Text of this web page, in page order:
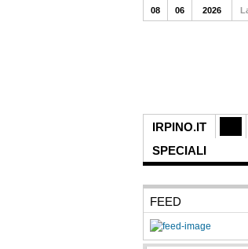
IRPINO.IT
SPECIALI
08 06 2026
FEED